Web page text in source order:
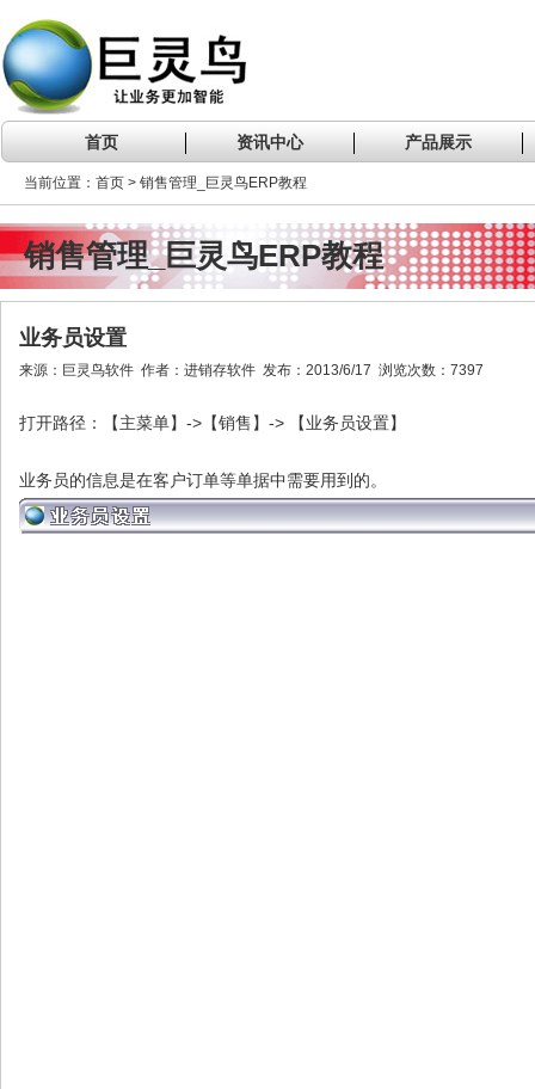
首页 资讯中心 产品展示
当前位置：首页 > 销售管理_巨灵鸟ERP教程
销售管理_巨灵鸟ERP教程
业务员设置
来源：巨灵鸟软件 作者：进销存软件 发布：2013/6/17 浏览次数：7397
打开路径：【主菜单】 -> 【销售】 -> 【业务员设置】
业务员的信息是在客户订单等单据中需要用到的。